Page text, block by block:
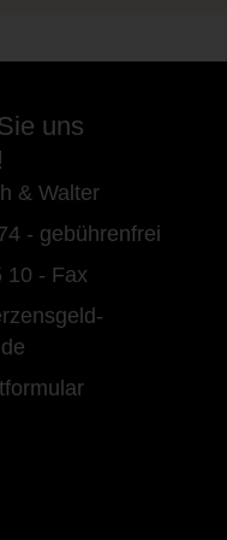
uns
& Walter
- gebührenfrei
10 - Fax